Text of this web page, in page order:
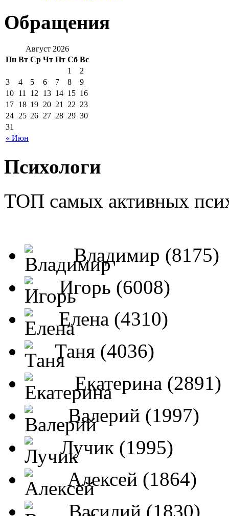
Обращения
Август 2026
Пн Вт Ср Чт Пт Сб Вс
« Июн
1
2
3
4 5 6 7 8
9
10 11 12 13 14 15 16
17 18 19 20 21 22 23
24 25 26 27 28 29 30
31
Психологи
ТОП самых активных
Владимир (8175)
Игорь (6008)
Елена (4310)
Таня (4036)
Екатерина (2891)
Валерий (1997)
Лучик (1995)
Алексей (1864)
Василий (1830)